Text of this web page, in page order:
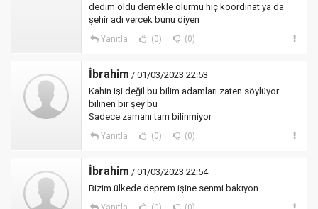
dedim oldu demekle olurmu hiç koordinat ya da
şehir adı vercek bunu diyen
Yanıtla (0) (0)
İbrahim / 01/03/2023 22:53
Kahin işi değil bu bilim adamları zaten söylüyor
bilinen bir şey bu
Sadece zamanı tam bilinmiyor
Yanıtla (0) (0)
İbrahim / 01/03/2023 22:54
Bizim ülkede deprem işine senmi bakıyon